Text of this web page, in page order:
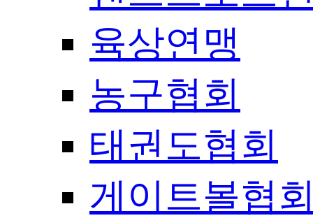
육상연맹
농구협회
태권도협회
게이트볼협